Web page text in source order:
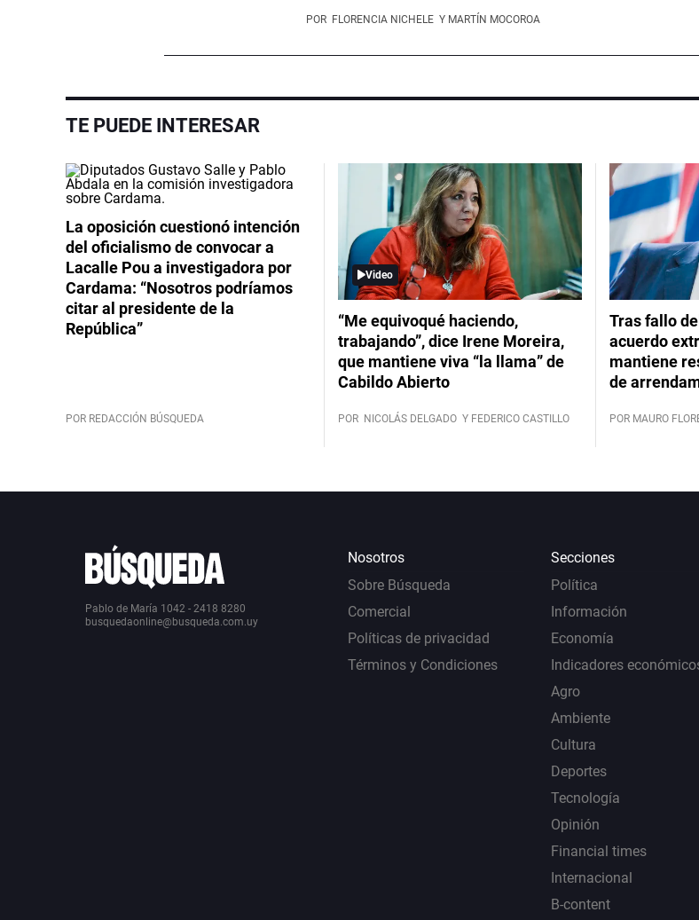
POR FLORENCIA NICHELE Y MARTÍN MOCOROA
TE PUEDE INTERESAR
La oposición cuestionó intención
del oficialismo de convocar a
Lacalle Pou a investigadora por
Cardama: “Nosotros podríamos
citar al presidente de la
República”
POR REDACCIÓN BÚSQUEDA
Video
“Me equivoqué haciendo,
trabajando”, dice Irene Moreira,
que mantiene viva “la llama” de
Cabildo Abierto
POR NICOLÁS DELGADO Y FEDERICO CASTILLO
Tras fallo
acuerdo
mantiene
de
POR MAURO
Pablo de María 1042 - 2418 8280
busquedaonline@busqueda.com.uy
Nosotros
Sobre Búsqueda
Comercial
Políticas de privacidad
Términos y Condiciones
Secciones
Política
Información
Economía
Indicadores
Agro
Ambiente
Cultura
Deportes
Tecnología
Opinión
Financial times
Internacional
B-content